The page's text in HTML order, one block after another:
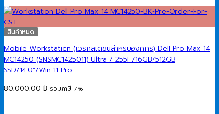
สินค้าหมด
Mobile Workstation (เวิร์กสเตชันสำหรับองค์กร) Dell Pro Max 14
MC14250 (SNSMC1425011) Ultra 7 255H/16GB/512GB
SSD/14.0″/Win 11 Pro
80,000.00 ฿ รวมภาษี 7%